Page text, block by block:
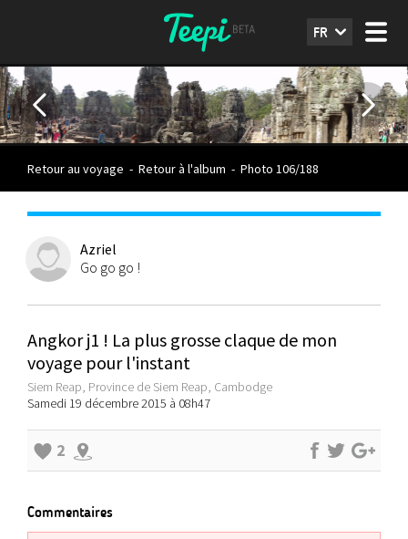
FR
Retour au voyage - Retour à l'album - Photo 106/188
Azriel
Go go go !
Angkor j1 ! La plus grosse claque de mon
voyage pour l'instant
Siem Reap, Province de Siem Reap, Cambodge
Samedi 19 décembre 2015 à 08h47
2
Commentaires